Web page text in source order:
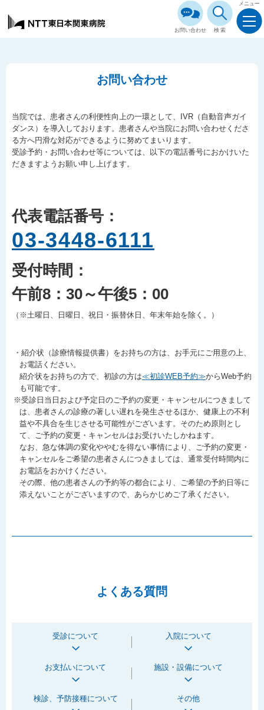
お問い合わせ 検索
メニュー
お問い合わせ
当院では、患者さんの利便性向上の一環として、IVR（自動音声ガイ
ダンス）を導入しております。患者さんや当院にお問い合わせくださ
る方へ円滑な対応ができるように努めてまいります。
受診予約・お問い合わせ等については、以下の電話番号におかけいた
だきますようお願い申し上げます。
代表電話番号：
03-3448-6111
受付時間：
午前8：30～午後5：00
（※土曜日、日曜日、祝日・振替休日、年末年始を除く。）
・紹介状（診療情報提供書）をお持ちの方は、お手元にご用意の上、
お電話ください。
紹介状をお持ちの方で、初診の方は≪初診WEB予約≫からWeb予約
も可能です。
※受診日当日および予定日のご予約の変更・キャンセルにつきまして
は、患者さんの診療の著しい遅れを発生させるほか、健康上の不利
益や不具合を生じさせる可能性がございます。そのため原則とし
て、ご予約の変更・キャンセルはお受けいたしかねます。
なお、急な体調の変化ややむを得ない事情により、ご予約の変更・
キャンセルをご希望の患者さんにつきましては、通常受付時間内に
お電話をおかけください。
その際、他の患者さんの予約等の都合により、ご希望の予約日等に
添えないことがございますので、あらかじめご了承ください。
よくある質問
受診について 入院について
お支払いについて 施設・設備について
検診、予防接種について その他